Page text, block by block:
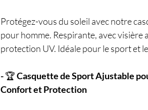
Protégez-vous du soleil avec notre
pour homme. Respirante, avec visière
protection UV. Idéale pour le sport et
-🏆Casquette de Sport Ajustable
Confort et Protection